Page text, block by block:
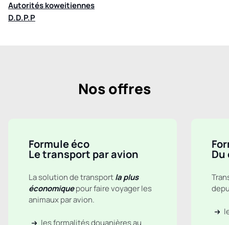
Autorités koweitiennes
D.D.P.P
Nos offres
Formule éco
Le transport par avion
La solution de transportla plus
économiquepour faire voyager les
animaux par avion.
les formalités douanières au
Du